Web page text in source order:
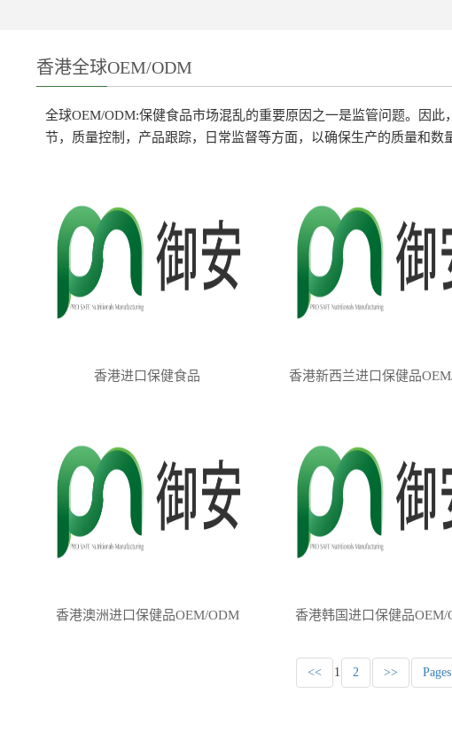
香港全球OEM/ODM
全球OEM/ODM:保健食品市场混乱的重要原因之一是监管问题。因
节，质量控制，产品跟踪，日常监督等方面，以确保生产的质量和数
香港进口保健食品 香港新西兰进口保健品
香港澳洲进口保健品OEM/ODM 香港韩国进口保健品OEM/
<< 1 2 >>